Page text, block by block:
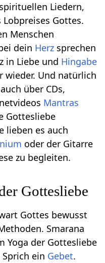
Liedern,
Lobpreises Gottes.
Menschen
dein Herz sprechen
in Liebe und Hingabe
wieder. Und natürlich
über CDs,
Mantras
Gottesliebe
lieben es auch
oder der Gitarre
zu begleiten.
Gottesliebe
Gottes bewusst
Smarana
Yoga der Gottesliebe
ein Gebet.